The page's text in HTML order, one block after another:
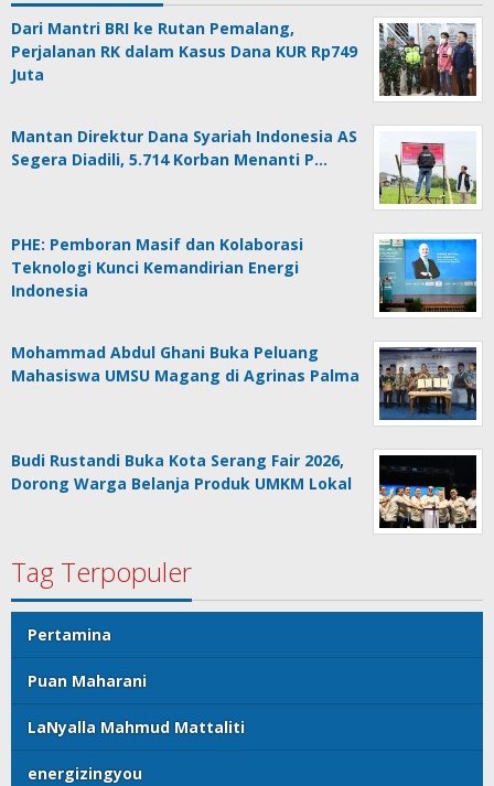
Dari Mantri BRI ke Rutan Pemalang,
Perjalanan RK dalam Kasus Dana KUR Rp749
Juta
Mantan Direktur Dana Syariah Indonesia AS
Segera Diadili, 5.714 Korban Menanti P…
PHE: Pemboran Masif dan Kolaborasi
Teknologi Kunci Kemandirian Energi
Indonesia
Mohammad Abdul Ghani Buka Peluang
Mahasiswa UMSU Magang di Agrinas Palma
Budi Rustandi Buka Kota Serang Fair 2026,
Dorong Warga Belanja Produk UMKM Lokal
Tag Terpopuler
Pertamina
Puan Maharani
LaNyalla Mahmud Mattaliti
energizingyou